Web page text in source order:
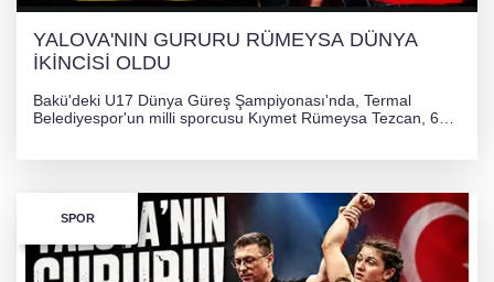
YALOVA'NIN GURURU RÜMEYSA DÜNYA
İKİNCİSİ OLDU
Bakü'deki U17 Dünya Güreş Şampiyonası'nda, Termal
Belediyespor'un milli sporcusu Kıymet Rümeysa Tezcan, 69
SPOR